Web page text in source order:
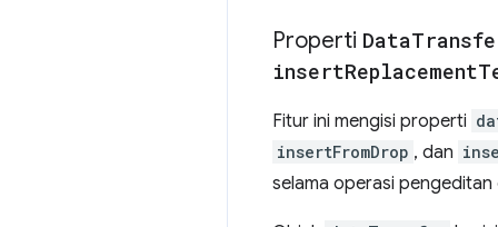
Properti Data
insertReplacement
Fitur ini mengisi properti
insertFromDrop , dan
selama operasi